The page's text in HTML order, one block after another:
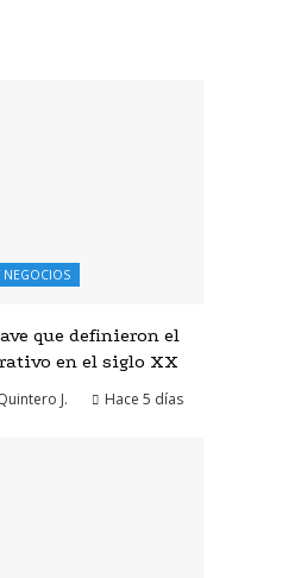
NEGOCIOS
que definieron el
en el siglo XX
J. Hace 5 días